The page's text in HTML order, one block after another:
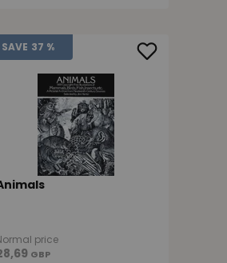
SAVE 37 %
price
GBP